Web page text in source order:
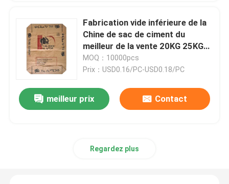
Fabrication vide inférieure de la
Chine de sac de ciment du
meilleur de la vente 20KG 25KG
40KG 50KG pp bloc de valve
MOQ：10000pcs
Prix：USD0.16/PC-USD0.18/PC
meilleur prix Contact
Regardez plus